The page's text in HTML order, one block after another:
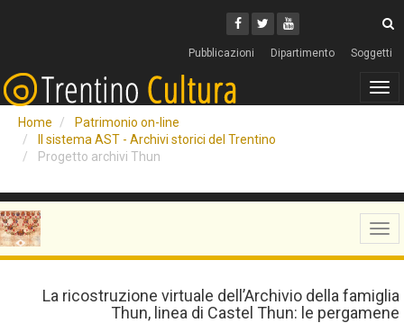
Facebook
Twitter
Youtube
Pubblicazioni Dipartimento Soggetti
Home
Patrimonio on-line
Il sistema AST - Archivi storici del Trentino
Progetto archivi Thun
La ricostruzione virtuale dell’Archivio della famiglia
Thun, linea di Castel Thun: le pergamene